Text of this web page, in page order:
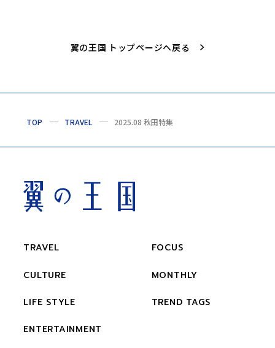
翼の王国 トップページへ戻る
TOP TRAVEL 2025.08 秋田特集
TRAVEL
CULTURE
LIFE STYLE
ENTERTAINMENT
FOCUS
MONTHLY
TREND TAGS